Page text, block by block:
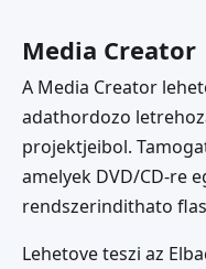
Media Creator
A Media Creator
adathordozo
projektjeibol.
amelyek DVD/CD-re
rendszerindithato
Lehetove teszi az